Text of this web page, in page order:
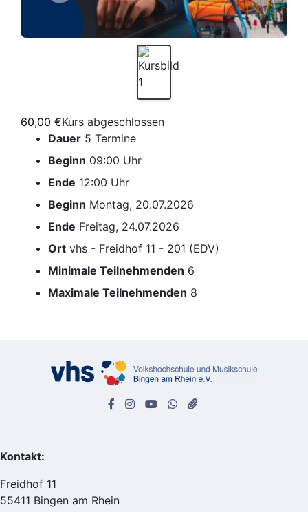
60,00 €Kurs abgeschlossen
Dauer 5 Termine
Beginn 09:00 Uhr
Ende 12:00 Uhr
Beginn Montag, 20.07.2026
Ende Freitag, 24.07.2026
Ort vhs - Freidhof 11 - 201 (EDV)
Minimale Teilnehmenden 6
Maximale Teilnehmenden 8
Kontakt:
Freidhof 11
55411 Bingen am Rhein